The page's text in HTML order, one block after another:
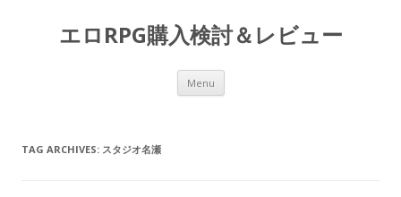
エロRPG購入検討＆レビュー
Menu Skip to content
TAG ARCHIVES: スタジオ名瀬